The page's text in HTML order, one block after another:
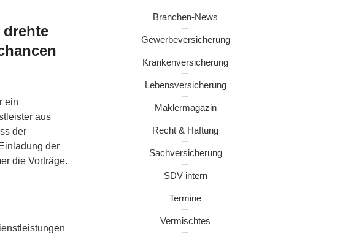
drehte
ein
aus
der
der
die Vorträge.
Branchen-News
Gewerbeversicherung
Krankenversicherung
Lebensversicherung
Maklermagazin
Recht & Haftung
Sachversicherung
SDV intern
Termine
Vermischtes